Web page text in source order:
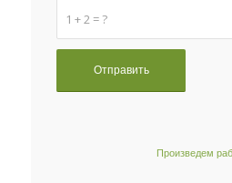
1 + 2 = ?
Произведем